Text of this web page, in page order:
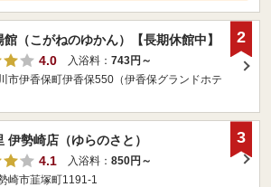
（こがねのゆかん）【長期休館中】
4.0
入浴料： 743円～
市伊香保町伊香保550（伊香保グランドホテ
2
伊勢崎店（ゆらのさと）
4.1
入浴料： 850円～
崎市韮塚町1191-1
3